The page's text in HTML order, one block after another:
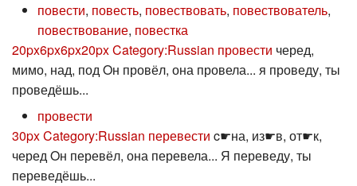
повести, повесть, повествовать, повествователь,
повествование, повестка
20px6px6px20pxCategory:Russian провести черед,
мимо, над, под Oн провёл, она провела... я проведу, ты
проведёшь...
провести
30pxCategory:Russian перевести c☛на, из☛в, от☛к,
черед Oн перевёл, она перевела... Я переведу, ты
переведёшь...